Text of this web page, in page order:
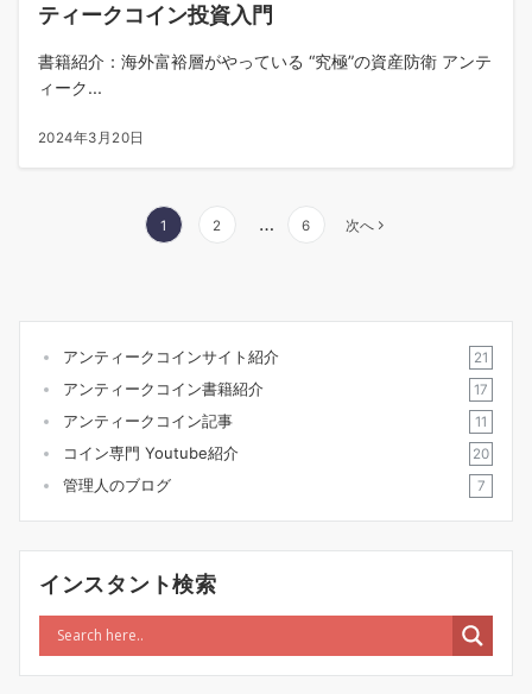
ティークコイン投資入門
書籍紹介：海外富裕層がやっている “究極”の資産防衛 アンテ
ィーク...
2024年3月20日
1 2 … 6 次へ
アンティークコインサイト紹介 21
アンティークコイン書籍紹介 17
アンティークコイン記事 11
コイン専門 Youtube紹介 20
管理人のブログ 7
インスタント検索